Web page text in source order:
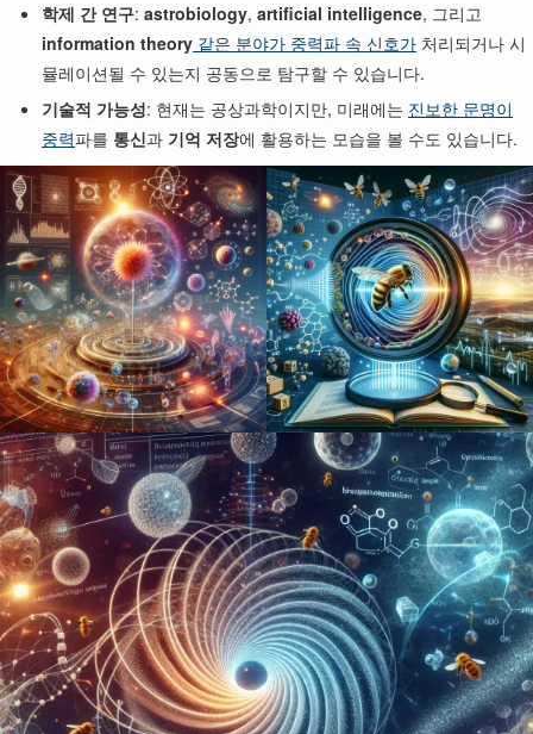
학제 간 연구: astrobiology, artificial intelligence, 그리고
information theory 같은 분야가 중력파 속 신호가 처리되거나 시
뮬레이션될 수 있는지 공동으로 탐구할 수 있습니다.
기술적 가능성: 현재는 공상과학이지만, 미래에는 진보한 문명이
중력파를 통신과 기억 저장에 활용하는 모습을 볼 수도 있습니다.